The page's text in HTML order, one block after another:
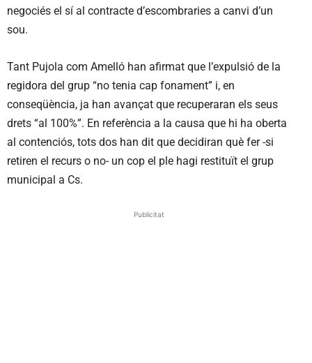
negociés el sí al contracte d’escombraries a canvi d’un
sou.
Tant Pujola com Amelló han afirmat que l’expulsió de la
regidora del grup “no tenia cap fonament” i, en
conseqüència, ja han avançat que recuperaran els seus
drets “al 100%”. En referència a la causa que hi ha oberta
al contenciós, tots dos han dit que decidiran què fer -si
retiren el recurs o no- un cop el ple hagi restituït el grup
municipal a Cs.
Publicitat